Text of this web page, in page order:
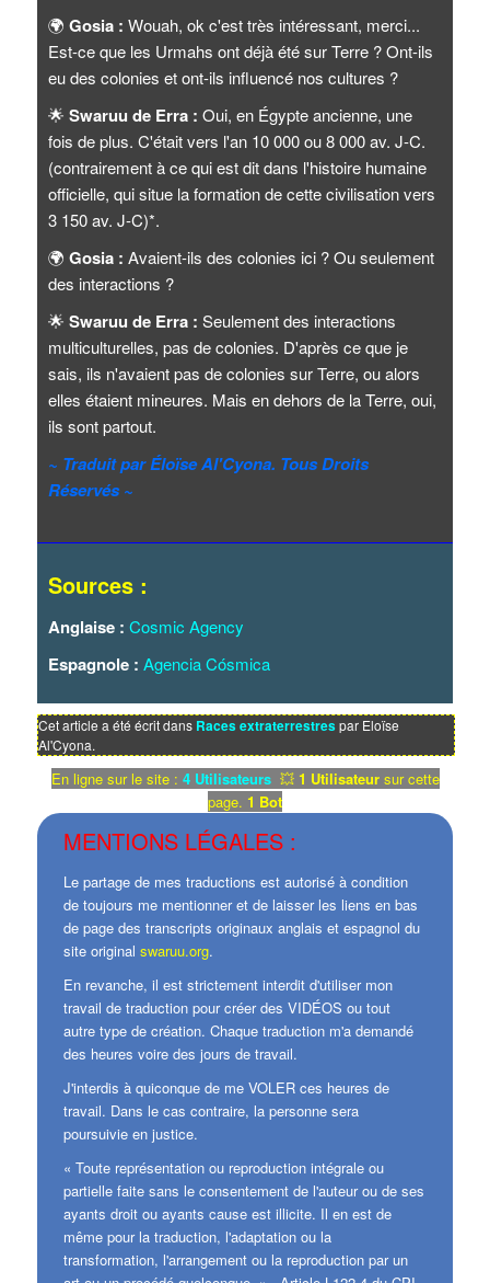
🌍 Gosia : Wouah, ok c'est très intéressant, merci...
Est-ce que les Urmahs ont déjà été sur Terre ? Ont-ils
eu des colonies et ont-ils influencé nos cultures ?
🌟 Swaruu de Erra : Oui, en Égypte ancienne, une
fois de plus. C'était vers l'an 10 000 ou 8 000 av. J-C.
(contrairement à ce qui est dit dans l'histoire humaine
officielle, qui situe la formation de cette civilisation vers
3 150 av. J-C)*.
🌍 Gosia : Avaient-ils des colonies ici ? Ou seulement
des interactions ?
🌟 Swaruu de Erra : Seulement des interactions
multiculturelles, pas de colonies. D'après ce que je
sais, ils n'avaient pas de colonies sur Terre, ou alors
elles étaient mineures. Mais en dehors de la Terre, oui,
ils sont partout.
~ Traduit par Éloïse Al'Cyona. Tous Droits
Réservés ~
Sources :
Anglaise : Cosmic Agency
Espagnole : Agencia Cósmica
Cet article a été écrit dans Races extraterrestres par Eloïse
Al'Cyona.
En ligne sur le site : 4 Utilisateurs 💥 1 Utilisateursur cette
page. 1 Bot
MENTIONS LÉGALES :
Le partage de mes traductions est autorisé à condition
de toujours me mentionner et de laisser les liens en bas
de page des transcripts originaux anglais et espagnol du
site originalswaruu.org.
En revanche, il est strictement interdit d'utiliser mon
travail de traduction pour créer des VIDÉOS ou tout
autre type de création. Chaque traduction m'a demandé
des heures voire des jours de travail.
J'interdis à quiconque de me VOLER ces heures de
travail. Dans le cas contraire, la personne sera
poursuivie en justice.
« Toute représentation ou reproduction intégrale ou
partielle faite sans le consentement de l'auteur ou de ses
ayants droit ou ayants cause est illicite. Il en est de
même pour la traduction, l'adaptation ou la
transformation, l'arrangement ou la reproduction par un